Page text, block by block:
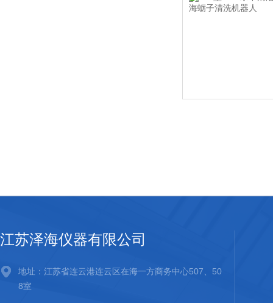
江苏泽海仪器有限公司
地址：江苏省连云港连云区在海一方商务中心507、50
8室